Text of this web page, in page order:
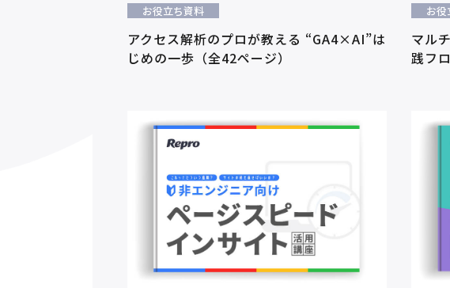
お役立ち資料
アクセス解析のプロが教える “GA4×AI”は
じめの一歩（全42ページ）
お
マル
践フ